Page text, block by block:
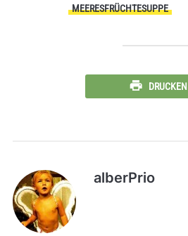
MEERESFRÜCHTESUPPE
DRUCKEN
alberPrio